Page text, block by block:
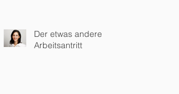
Der etwas andere
Arbeitsantritt